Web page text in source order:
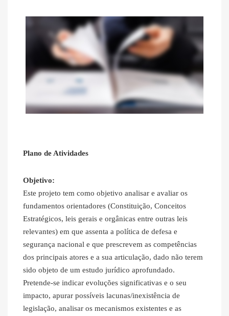
Plano de Atividades
Objetivo:
Este projeto tem como objetivo analisar e avaliar os
fundamentos orientadores (Constituição, Conceitos
Estratégicos, leis gerais e orgânicas entre outras leis
relevantes) em que assenta a política de defesa e
segurança nacional e que prescrevem as competências
dos principais atores e a sua articulação, dado não terem
sido objeto de um estudo jurídico aprofundado.
Pretende-se indicar evoluções significativas e o seu
impacto, apurar possíveis lacunas/inexistência de
legislação, analisar os mecanismos existentes e as